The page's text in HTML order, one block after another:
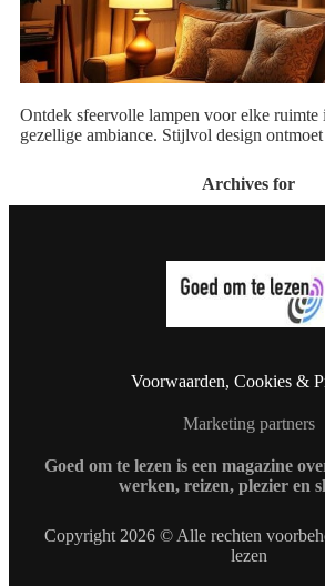
Ontdek sfeervolle lampen voor elke ruimte
gezellige ambiance. Stijlvol design
Archives for
Voorwaarden, Cookies &
Marketing partners
Goed om te lezen is een magazine
werken, reizen, plezier en
Copyright 2026 © Alle rechten
lezen